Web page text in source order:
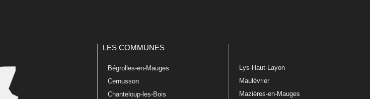
LES COMMUNES
Bégrolles-en-Mauges
Cernusson
Chanteloup-les-Bois
Lys-Haut-Layon
Maulévrier
Mazières-en-Mauges